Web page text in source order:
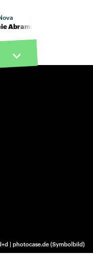
the Wall" von Gracie
| photocase.de (Symbolbild)